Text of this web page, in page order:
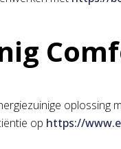
oplossing
op https://